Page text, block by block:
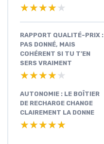
★★★★★
★★★★★
RAPPORT QUALITÉ-PRIX :
PAS DONNÉ, MAIS
COHÉRENT SI TU T’EN
SERS VRAIMENT
★★★★★
★★★★★
AUTONOMIE : LE BOÎTIER
DE RECHARGE CHANGE
CLAIREMENT LA DONNE
★★★★★
★★★★★